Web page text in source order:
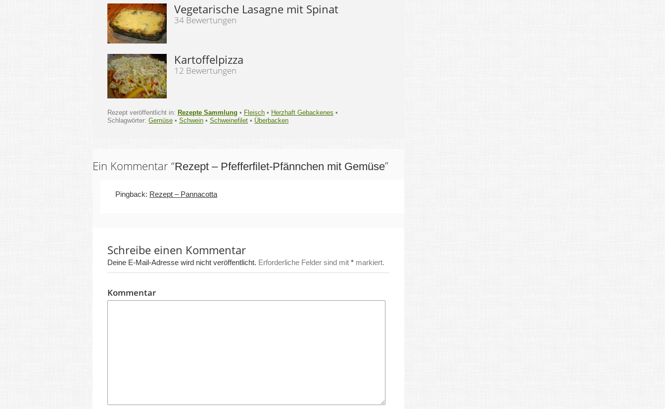
Vegetarische Lasagne mit Spinat
34 Bewertungen
Kartoffelpizza
12 Bewertungen
Rezept veröffentlicht in: Rezepte Sammlung • Fleisch • Herzhaft Gebackenes •
Schlagwörter: Gemüse • Schwein • Schweinefilet • Überbacken
Ein Kommentar “Rezept – Pfefferfilet-Pfännchen mit Gemüse”
Pingback: Rezept – Pannacotta
Schreibe einen Kommentar
Deine E-Mail-Adresse wird nicht veröffentlicht. Erforderliche Felder sind mit * markiert.
Kommentar